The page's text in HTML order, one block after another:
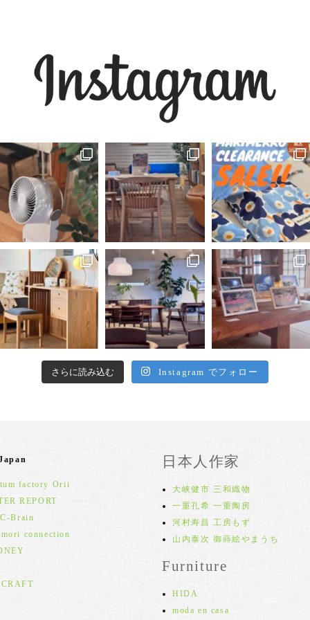
さらに読み込む Instagram でフォロー
factory Orii
REPORT
Brain
connection
日本人作家
大峡健市 三和織物
一重孔希 一重陶房
河村寿昌 工房もず
山内泰次 御蒔絵やまうち
Furniture
HIDA
moda en casa